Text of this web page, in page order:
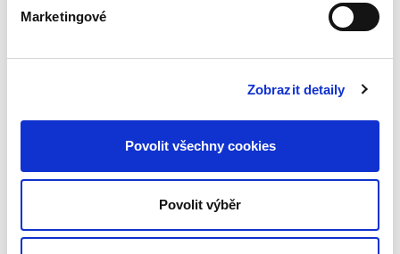
Marketingové
Zobrazit detaily
Povolit všechny cookies
Povolit výběr
době COVID-19 se zabývá vybranými změnami
soukromého práva v letech 2020 až 2022. V této
republiky, zasažena vlnou...
2023: Start
preventivní
restrukturalizace.Nová
šance pro
velký problém pro